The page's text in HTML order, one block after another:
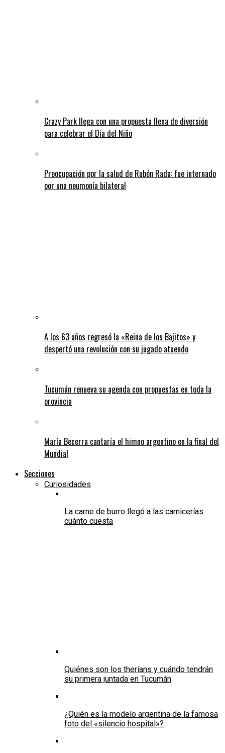
Crazy Park llega con una propuesta llena de diversión
para celebrar el Día del Niño
Preocupación por la salud de Rubén Rada: fue internado
por una neumonía bilateral
A los 63 años regresó la «Reina de los Bajitos» y
despertó una revolución con su jugado atuendo
Tucumán renueva su agenda con propuestas en toda la
provincia
María Becerra cantaría el himno argentino en la final del
Mundial
Secciones
Curiosidades
La carne de burro llegó a las carnicerías:
cuánto cuesta
Quiénes son los therians y cuándo tendrán
su primera juntada en Tucumán
¿Quién es la modelo argentina de la famosa
foto del «silencio hospital»?